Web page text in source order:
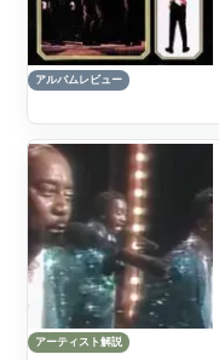
アルバムレビュー
アーティスト解説